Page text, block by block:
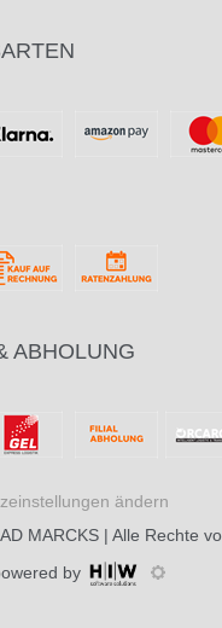
ABHOLUNG
ändern
MARCKS | Alle Rechte
by